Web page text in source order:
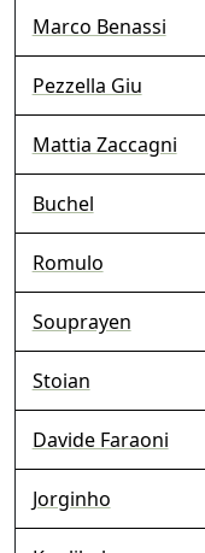
Marco Benassi
Pezzella Giu
Mattia Zaccagni
Buchel
Romulo
Souprayen
Stoian
Davide Faraoni
Jorginho